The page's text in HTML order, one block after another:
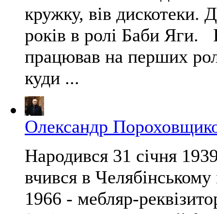
кружку, вів дискотеки.
років в ролі Баби Яги.
працював на перших
куди ...
Олександр
Народився 31 січня
вчився в
1966 - мебляр-